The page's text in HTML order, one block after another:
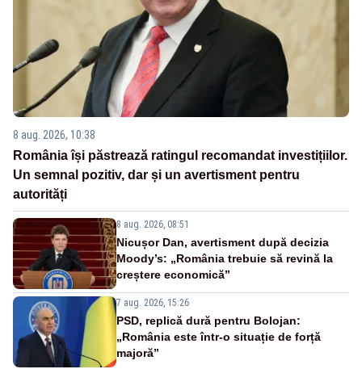
8 aug. 2026, 10:38
România își păstrează ratingul recomandat investițiilor.
Un semnal pozitiv, dar și un avertisment pentru
autorități
8 aug. 2026, 08:51
Nicușor Dan, avertisment după decizia
Moody’s: „România trebuie să revină la
creștere economică”
7 aug. 2026, 15:26
PSD, replică dură pentru Bolojan:
„România este într-o situație de forță
majoră”